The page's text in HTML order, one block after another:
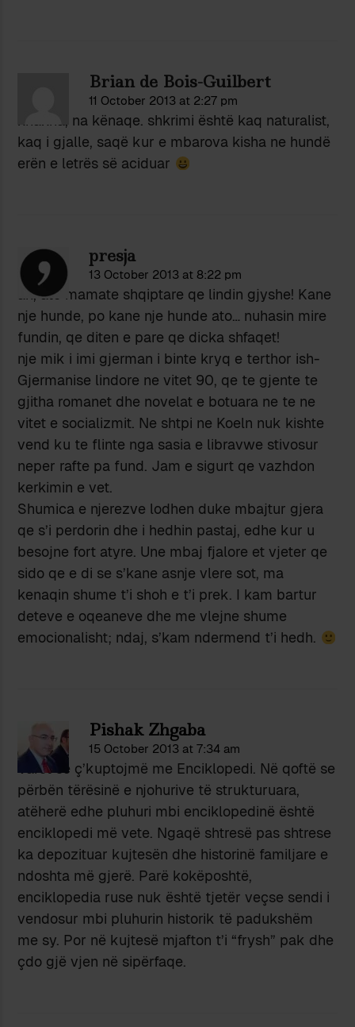
Brian de Bois-Guilbert
11 October 2013 at 2:27 pm
xhaxha, na kënaqe. shkrimi është kaq naturalist,
kaq i gjalle, saqë kur e mbarova kisha ne hundë
erën e letrës së aciduar
presja
13 October 2013 at 8:22 pm
ah, ato mamate shqiptare qe lindin gjyshe! Kane
nje hunde, po kane nje hunde ato… nuhasin mire
fundin, qe diten e pare qe dicka shfaqet!
nje mik i imi gjerman i binte kryq e terthor ish-
Gjermanise lindore ne vitet 90, qe te gjente te
gjitha romanet dhe novelat e botuara ne te ne
vitet e socializmit. Ne shtpi ne Koeln nuk kishte
vend ku te flinte nga sasia e libravwe stivosur
neper rafte pa fund. Jam e sigurt qe vazhdon
kerkimin e vet.
Shumica e njerezve lodhen duke mbajtur gjera
qe s’i perdorin dhe i hedhin pastaj, edhe kur u
besojne fort atyre. Une mbaj fjalore et vjeter qe
sido qe e di se s’kane asnje vlere sot, ma
kenaqin shume t’i shoh e t’i prek. I kam bartur
deteve e oqeaneve dhe me vlejne shume
emocionalisht; ndaj, s’kam ndermend t’i hedh.
Pishak Zhgaba
15 October 2013 at 7:34 am
Varet se ç’kuptojmë me Enciklopedi. Në qoftë se
përbën tërësinë e njohurive të strukturuara,
atëherë edhe pluhuri mbi enciklopedinë është
enciklopedi më vete. Ngaqë shtresë pas shtrese
ka depozituar kujtesën dhe historinë familjare e
ndoshta më gjerë. Parë kokëposhtë,
enciklopedia ruse nuk është tjetër veçse sendi i
vendosur mbi pluhurin historik të padukshëm
me sy. Por në kujtesë mjafton t’i “frysh” pak dhe
çdo gjë vjen në sipërfaqe.